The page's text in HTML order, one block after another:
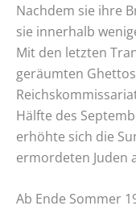
Nachdem sie ihre
sie innerhalb
Mit den letzten
geräumten
Hälfte des
erhöhte sich die
ermordeten Juden
Ab Ende Sommer